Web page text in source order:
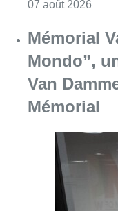
07 août 2026